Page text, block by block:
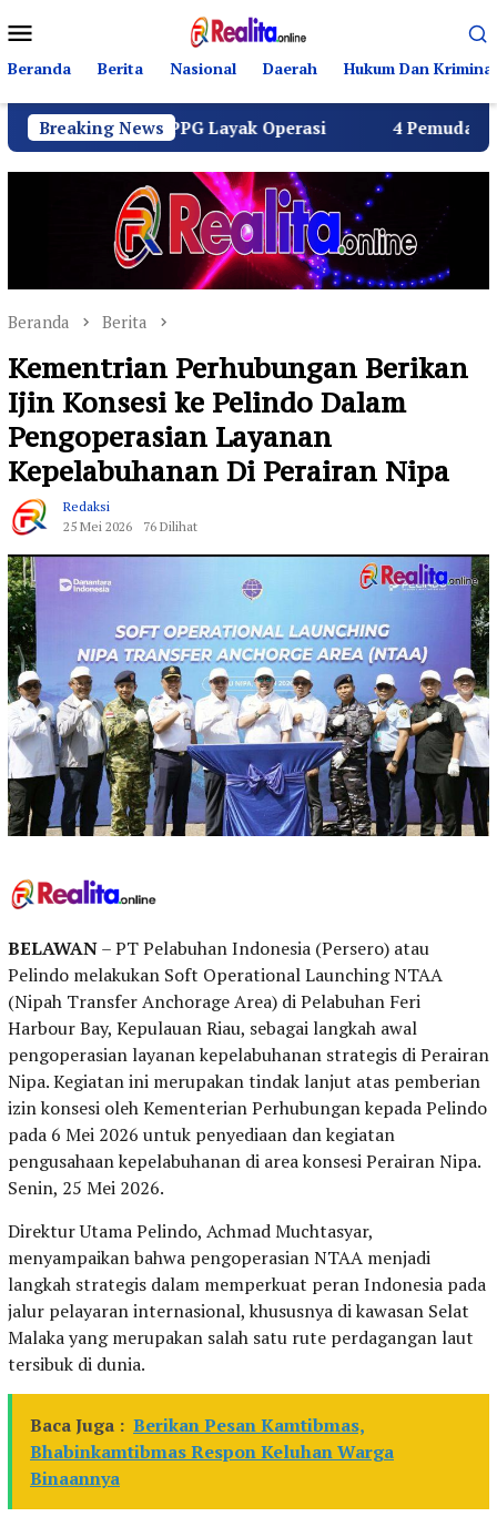
ke
kontenMobile
Beranda Berita Nasional Daerah Hukum Dan Kriminal
Breaking News
SPPG Layak Operasi 4 Pemuda Bungur Raya
Beranda Berita
Kementrian Perhubungan Berikan
Ijin Konsesi ke Pelindo Dalam
Pengoperasian Layanan
Kepelabuhanan Di Perairan Nipa
Redaksi
25 Mei 2026
76 Dilihat
BELAWAN– PT Pelabuhan Indonesia (Persero) atau
Pelindo melakukan Soft Operational Launching NTAA
(Nipah Transfer Anchorage Area) di Pelabuhan Feri
Harbour Bay, Kepulauan Riau, sebagai langkah awal
pengoperasian layanan kepelabuhanan strategis di Perairan
Nipa. Kegiatan ini merupakan tindak lanjut atas pemberian
izin konsesi oleh Kementerian Perhubungan kepada Pelindo
pada 6 Mei 2026 untuk penyediaan dan kegiatan
pengusahaan kepelabuhanan di area konsesi Perairan Nipa.
Senin, 25 Mei 2026.
Direktur Utama Pelindo, Achmad Muchtasyar,
menyampaikan bahwa pengoperasian NTAA menjadi
langkah strategis dalam memperkuat peran Indonesia pada
jalur pelayaran internasional, khususnya di kawasan Selat
Malaka yang merupakan salah satu rute perdagangan laut
tersibuk di dunia.
Baca Juga : Berikan Pesan Kamtibmas,
Bhabinkamtibmas Respon Keluhan Warga
Binaannya